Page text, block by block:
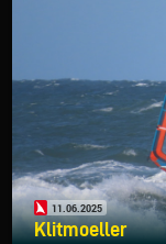
11.06.2025
Klitmoeller